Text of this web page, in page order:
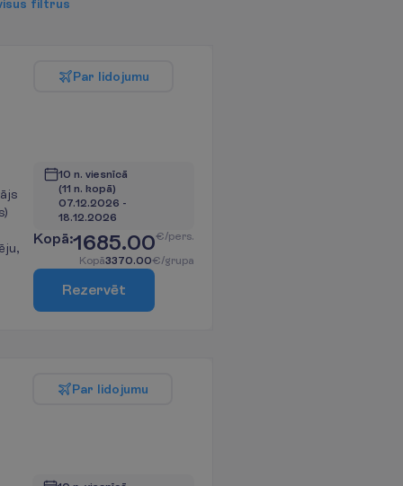
isus filtrus
10 n. viesnīcā
(11 n. kopā)
07.12.2026 -
18.12.2026
Kopā:1685.00€/pers.
Kopā3370.00€/grupa
Par lidojumu
Rezervēt
Par lidojumu